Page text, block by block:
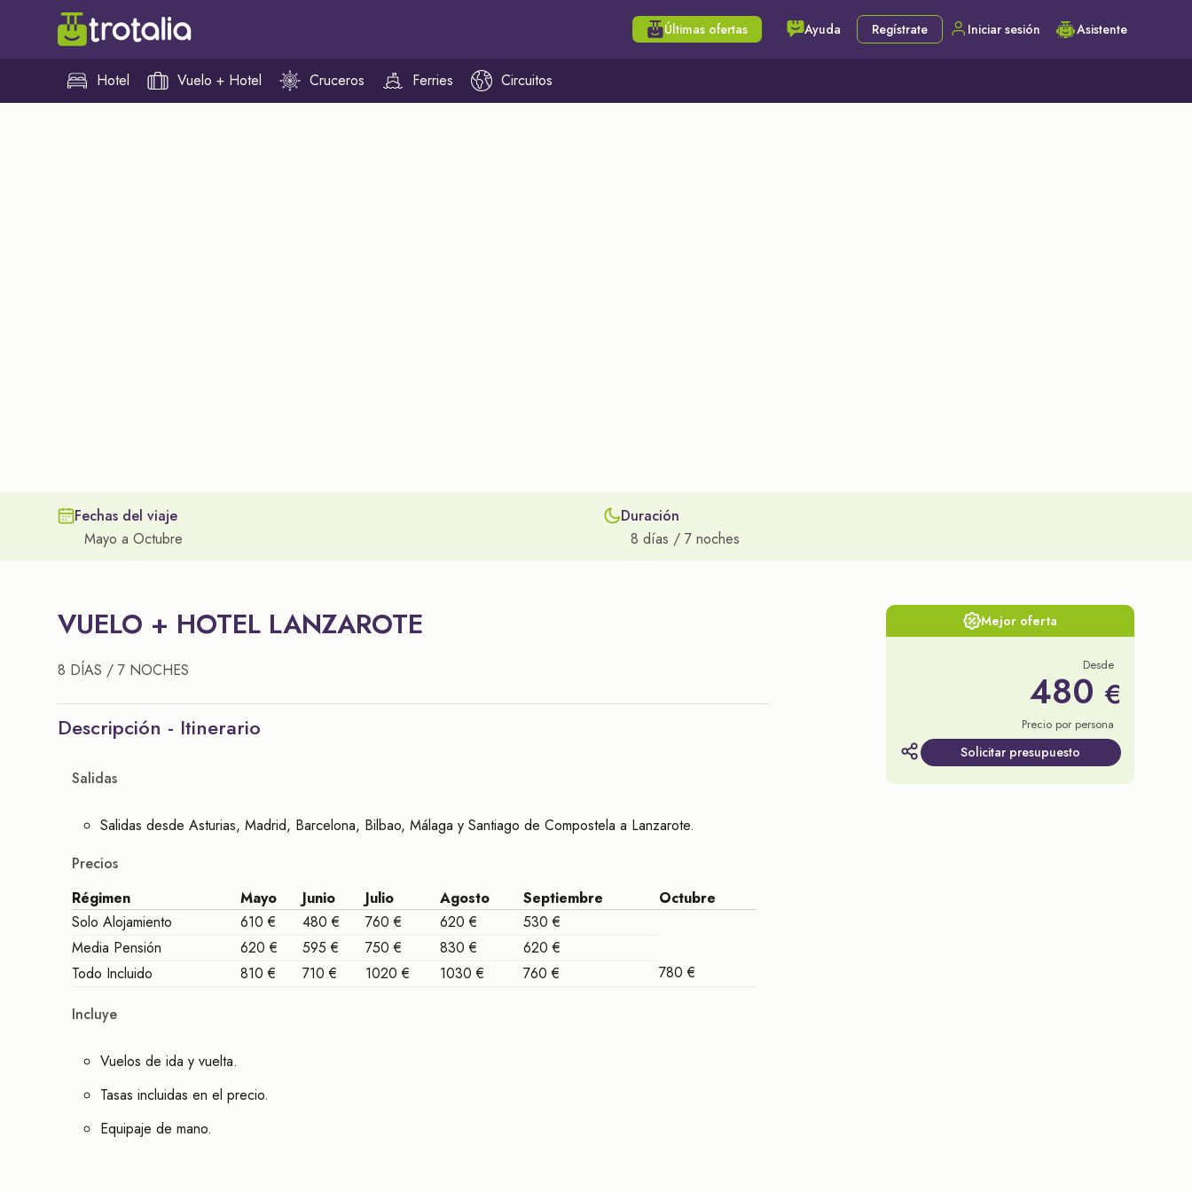
Últimas ofertas Ayuda Regístrate Iniciar sesión Asistente
Hotel Vuelo + Hotel Cruceros Ferries Circuitos
Fechas del viaje
Mayo a Octubre
Duración
8 días / 7 noches
VUELO + HOTEL LANZAROTE
8 DÍAS / 7 NOCHES
Descripción - Itinerario
Salidas
Salidas desde Asturias, Madrid, Barcelona, Bilbao, Málaga y Santiago de Compostela a Lanzarote.
Precios
Régimen
Mayo Junio Julio Agosto Septiembre
Octubre
Solo Alojamiento
610 € 480 € 760 € 620 €
530 €
Media Pensión
620 € 595 € 750 € 830 €
620 €
Todo Incluido
810 € 710 € 1020 € 1030 € 760 € 780 €
Incluye
Vuelos de ida y vuelta.
Tasas incluidas en el precio.
Equipaje de mano.
Mejor oferta
Desde
480 €
Precio por persona
Solicitar presupuesto